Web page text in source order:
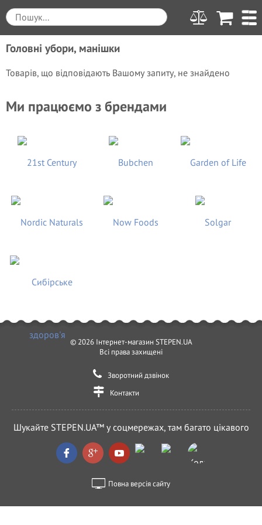
Головні убори, манішки
Товарів, що відповідають Вашому запиту, не знайдено
Ми працюємо з брендами
© 2026 Інтернет-магазин STEPEN.UA
Всі права захищені
Зворотний дзвінок
Контакти
Шукайте STEPEN.UA™ у соцмережах, там багато цікавого
Повна версія сайту